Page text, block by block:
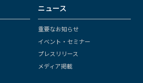
ニュース
重要なお知らせ
イベント・セミナー
プレスリリース
メディア掲載